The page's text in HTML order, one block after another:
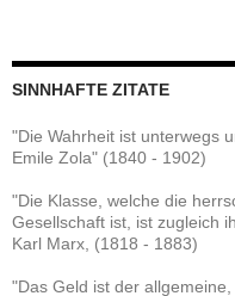
SINNHAFTE ZITATE
"Die Wahrheit ist unterwegs
Emile Zola" (1840 - 1902)
"Die Klasse, welche die
Gesellschaft ist, ist zugleich
Karl Marx, (1818 - 1883)
"Das Geld ist der